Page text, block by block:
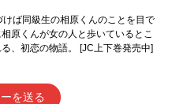
ば同級生の相原くんのことを目で
原くんが女の人と歩いているとこ
、初恋の物語。 [JC上下巻発売中]
を送る